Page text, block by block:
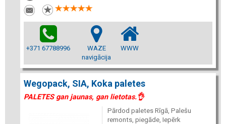
+371 67788996
WAZE
navigācija
WWW
Wegopack, SIA, Koka paletes
PALETES gan jaunas, gan lietotas.👌
Pārdod paletes Rīgā, Palešu
remonts, piegāde, Iepērk